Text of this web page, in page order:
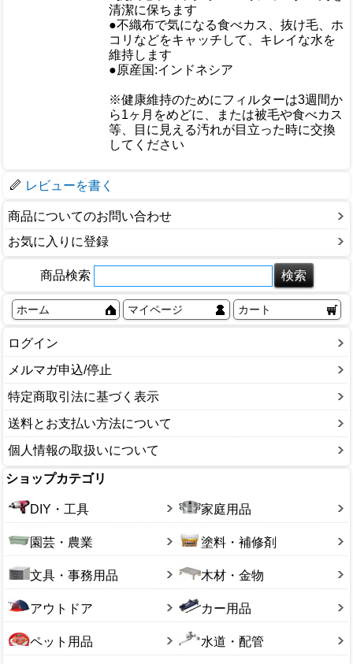
清潔に保ちます
●不織布で気になる食べカス、抜け毛、ホ
コリなどをキャッチして、キレイな水を
維持します
●原産国:インドネシア
※健康維持のためにフィルターは3週間か
ら1ヶ月をめどに、または被毛や食べカス
等、目に見える汚れが目立った時に交換
してください
レビューを書く
商品についてのお問い合わせ
お気に入りに登録
商品検索
ホーム マイページ カート
ログイン
メルマガ申込/停止
特定商取引法に基づく表示
送料とお支払い方法について
個人情報の取扱いについて
ショップカテゴリ
DIY・工具 家庭用品
園芸・農業 塗料・補修剤
文具・事務用品 木材・金物
アウトドア カー用品
ペット用品 水道・配管